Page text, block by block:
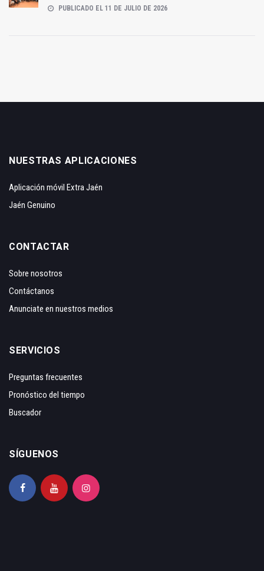
PUBLICADO EL 11 DE JULIO DE 2026
NUESTRAS APLICACIONES
Aplicación móvil Extra Jaén
Jaén Genuino
CONTACTAR
Sobre nosotros
Contáctanos
Anunciate en nuestros medios
SERVICIOS
Preguntas frecuentes
Pronóstico del tiempo
Buscador
SÍGUENOS